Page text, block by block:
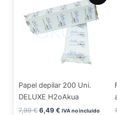
Papel depilar 200 Uni.
DELUXE H2oAkua
7,99€
original
era:
7,99 €.
6,49 €
actual
es:
6,49 €.
IVA no incluido